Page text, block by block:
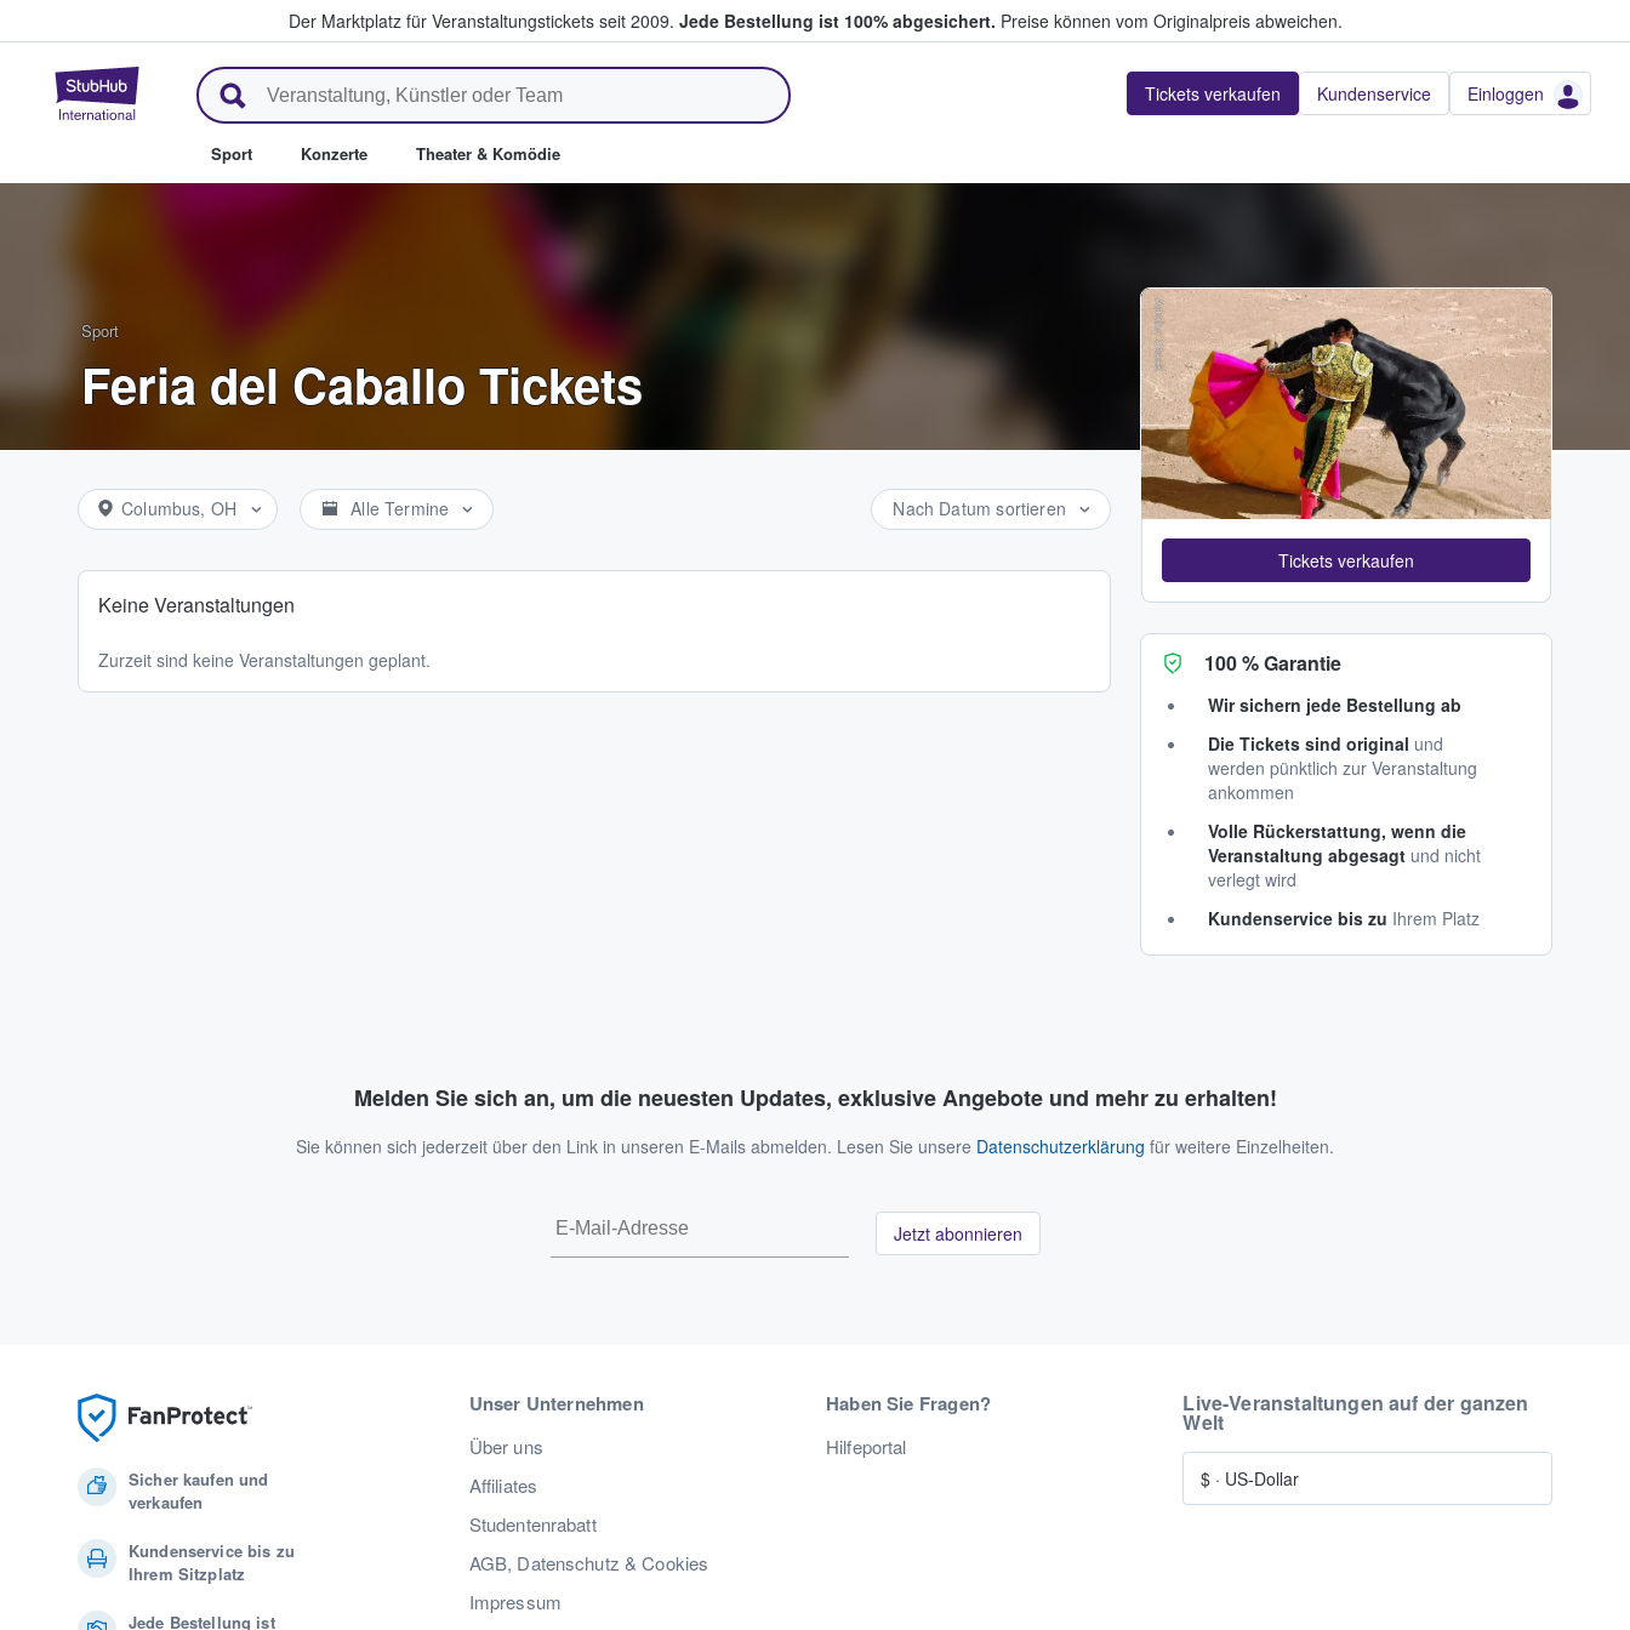
Der Marktplatz für Veranstaltungstickets seit 2009. Jede Bestellung ist 100% abgesichert. Preise können vom Originalpreis abweichen.
StubHub - Wo Fans Tickets kaufen & verkaufen Tickets verkaufen Kundenservice Einloggen
Sport Konzerte Theater & Komödie
Sport
Feria del Caballo Tickets
Columbus, OH Alle Termine Nach Datum sortieren
Keine Veranstaltungen
Zurzeit sind keine Veranstaltungen geplant.
Adobe Stock
Tickets verkaufen
100 % Garantie
Wir sichern jede Bestellung ab
Die Tickets sind original und
werden pünktlich zur Veranstaltung
ankommen
Volle Rückerstattung, wenn die
Veranstaltung abgesagt und nicht
verlegt wird
Kundenservice bis zu Ihrem Platz
Melden Sie sich an, um die neuesten Updates, exklusive Angebote und mehr zu erhalten!
Sie können sich jederzeit über den Link in unseren E-Mails abmelden. Lesen Sie unsere Datenschutzerklärung für weitere Einzelheiten.
Jetzt abonnieren
Sicher kaufen und
verkaufen
Kundenservice bis zu
Ihrem Sitzplatz
Jede Bestellung ist
Unser Unternehmen
Über uns
Affiliates
Studentenrabatt
AGB, Datenschutz & Cookies
Impressum
Haben Sie Fragen?
Hilfeportal
Live-Veranstaltungen auf der ganzen
Welt
$ · US-Dollar